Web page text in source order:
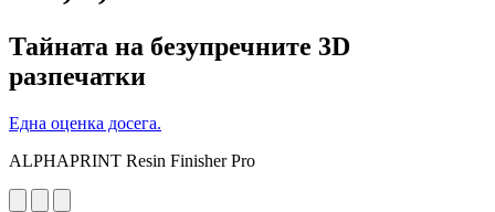
Тайната на безупречните 3D
разпечатки
Една оценка досега.
ALPHAPRINT Resin Finisher Pro